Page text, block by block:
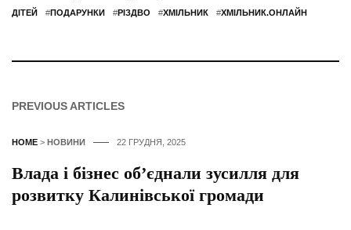
ДІТЕЙ
#ПОДАРУНКИ #РІЗДВО #ХМІЛЬНИК #ХМІЛЬНИК.ОНЛАЙН
PREVIOUS ARTICLES
HOME > НОВИНИ 22 ГРУДНЯ, 2025
Влада і бізнес об’єднали зусилля для
розвитку Калинівської громади